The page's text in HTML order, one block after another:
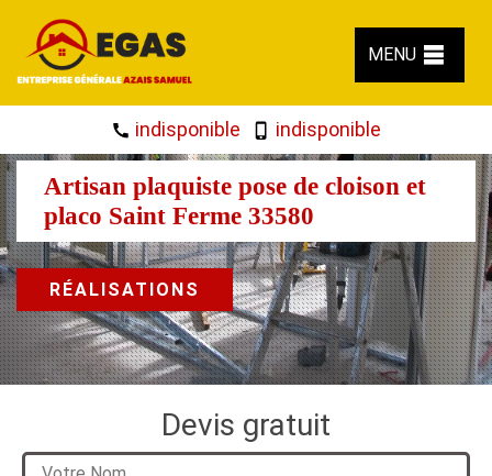
MENU
indisponible indisponible
Artisan plaquiste pose de cloison et
placo Saint Ferme 33580
RÉALISATIONS
Devis gratuit